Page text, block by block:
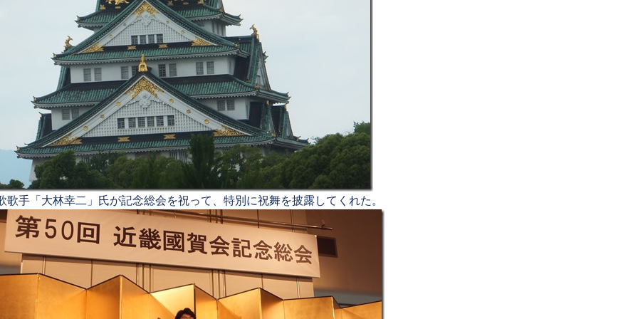
歌手「大林幸二」氏が記念総会を祝って、特別に祝舞を披露してくれた。